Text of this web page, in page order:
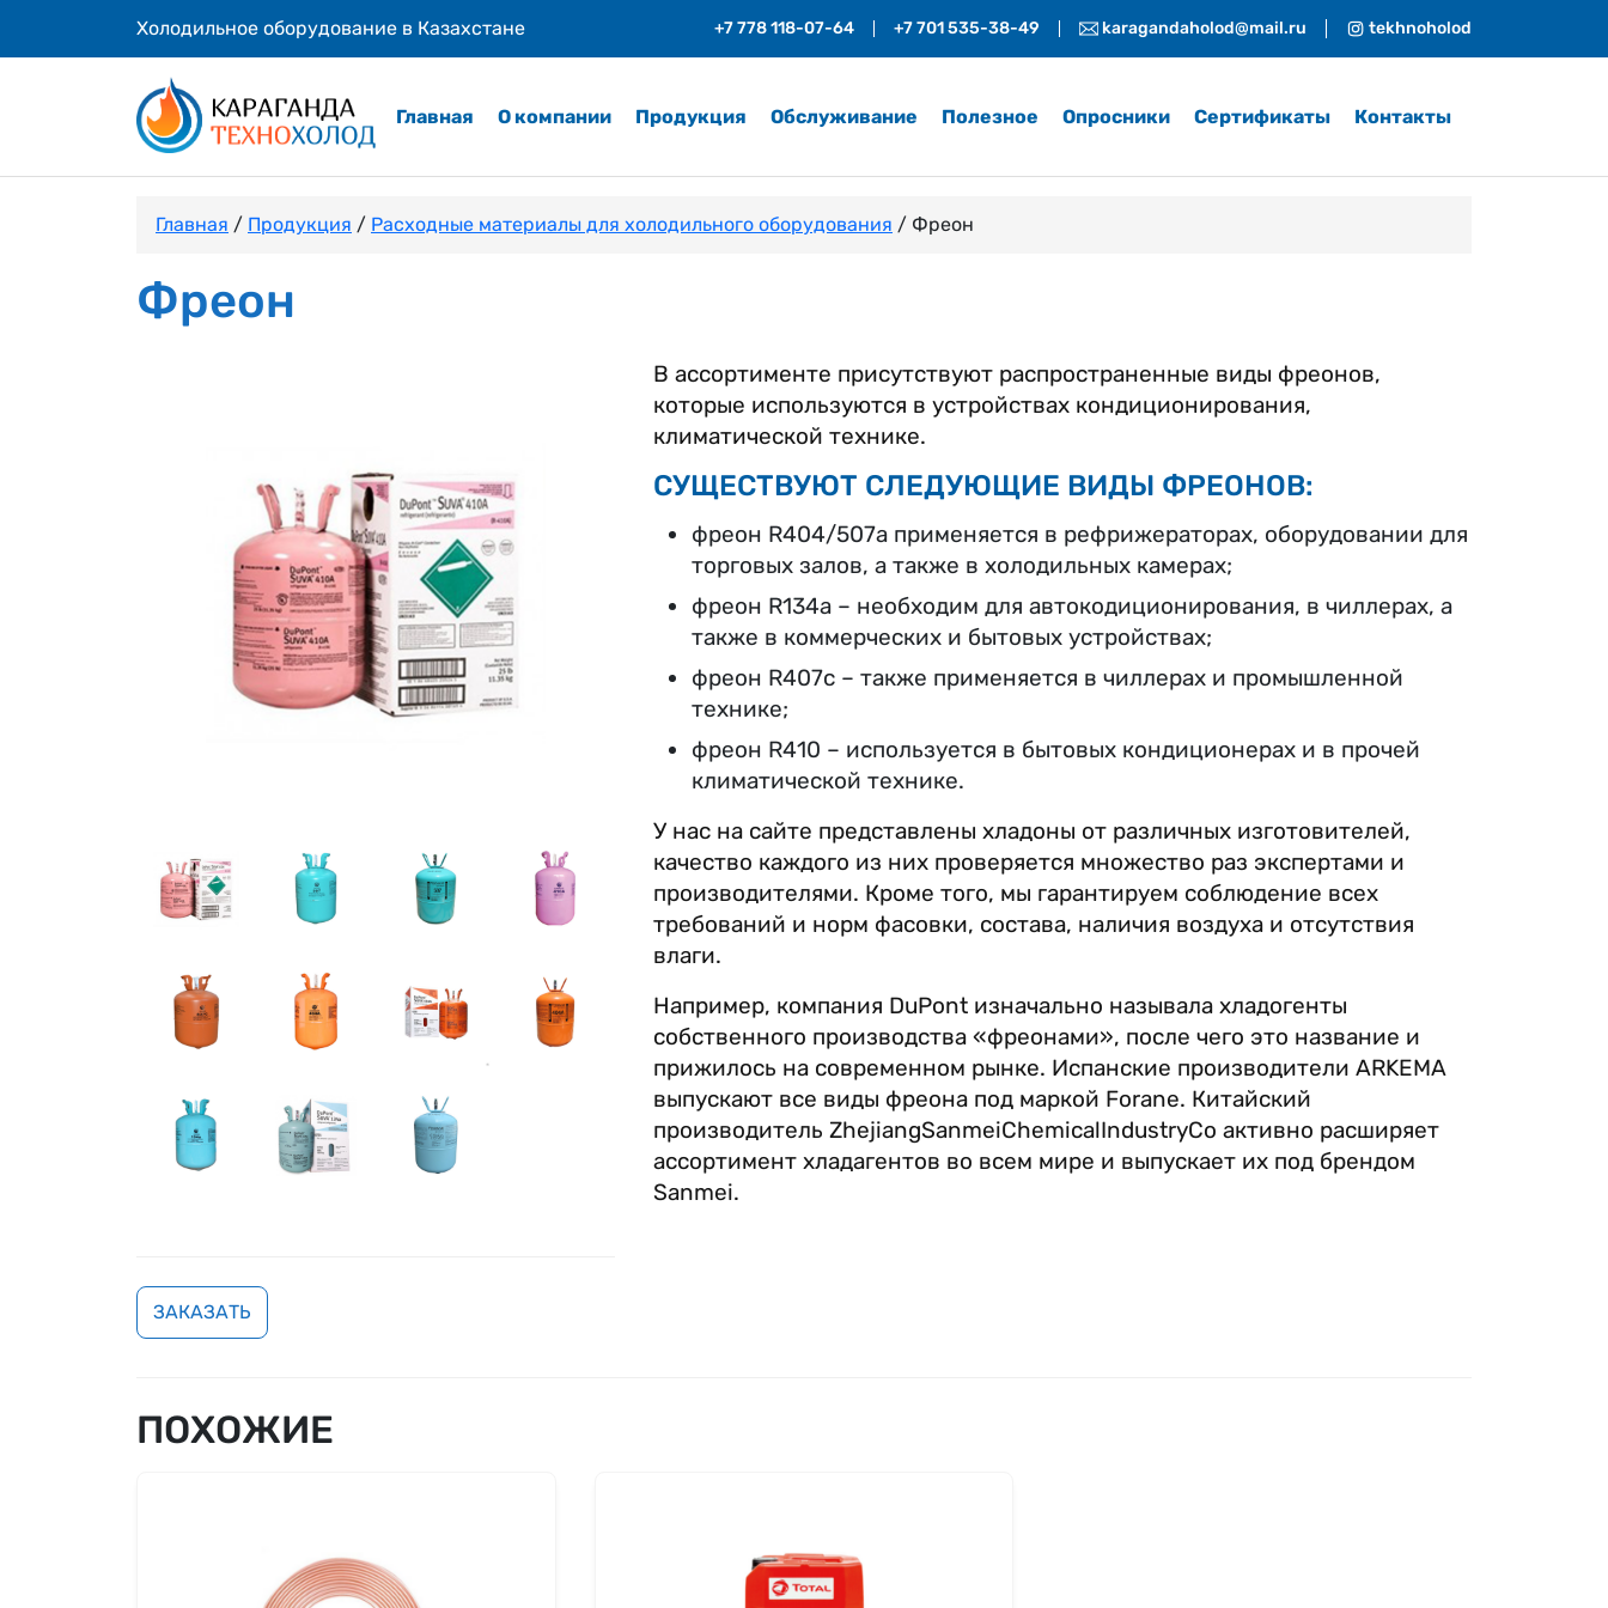
Холодильное оборудование в Казахстане +7 778 118-07-64 +7 701 535-38-49 karagandaholod@mail.ru tekhnoholod
Главная О компании Продукция Обслуживание Полезное Опросники Сертификаты Контакты
Главная / Продукция / Расходные материалы для холодильного оборудования / Фреон
Фреон
ЗАКАЗАТЬ
В ассортименте присутствуют распространенные виды фреонов,
которые используются в устройствах кондиционирования,
климатической технике.
СУЩЕСТВУЮТ СЛЕДУЮЩИЕ ВИДЫ ФРЕОНОВ:
фреон R404/507a применяется в рефрижераторах, оборудовании для
торговых залов, а также в холодильных камерах;
фреон R134a – необходим для автокодиционирования, в чиллерах, а
также в коммерческих и бытовых устройствах;
фреон R407c – также применяется в чиллерах и промышленной
технике;
фреон R410 – используется в бытовых кондиционерах и в прочей
климатической технике.
У нас на сайте представлены хладоны от различных изготовителей,
качество каждого из них проверяется множество раз экспертами и
производителями. Кроме того, мы гарантируем соблюдение всех
требований и норм фасовки, состава, наличия воздуха и отсутствия
влаги.
Например, компания DuPont изначально называла хладогенты
собственного производства «фреонами», после чего это название и
прижилось на современном рынке. Испанские производители ARKEMA
выпускают все виды фреона под маркой Forane. Китайский
производитель ZhejiangSanmeiChemicalIndustryCo активно расширяет
ассортимент хладагентов во всем мире и выпускает их под брендом
Sanmei.
ПОХОЖИЕ